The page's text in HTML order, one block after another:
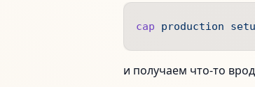
cap production
и получаем что‑то